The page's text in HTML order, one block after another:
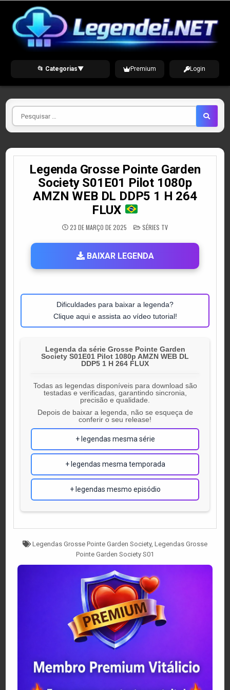
content
📂 Categorias▼ Premium Login
Pesquisar
por
Legenda Grosse Pointe Garden
Society S01E01 Pilot 1080p
AMZN WEB DL DDP5 1 H 264
FLUX
23 DE MARÇO DE 2025 POSTED
IN
SÉRIES TV
BAIXAR LEGENDA
Dificuldades para baixar a legenda?
Clique aqui e assista ao vídeo tutorial!
Legenda da série Grosse Pointe Garden
Society S01E01 Pilot 1080p AMZN WEB DL
DDP5 1 H 264 FLUX
Todas as legendas disponíveis para download são
testadas e verificadas, garantindo sincronia,
precisão e qualidade.
Depois de baixar a legenda, não se esqueça de
conferir o seu release!
+ legendas mesma série
+ legendas mesma temporada
+ legendas mesmo episódio
Tagged
Legendas Grosse Pointe Garden Society, Legendas Grosse
Pointe Garden Society S01